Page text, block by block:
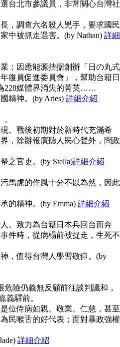
台北市參議員，非常關心台灣社
，調查六名殺人兇手，要求國民
中被抓走遇害。(by Nathan) 詳細
；因應能源拮据創辦「日の丸式
復員促進委員會」，幫助台籍日
228媒體界消失的菁英……
精神。(by Aries) 詳細介紹
。戰後初期對於新時代充滿希
，除辦報廣聽人民心聲外，問政
之官吏。(by Stella)詳細介紹
馬虎的作風十分不以為然，因此
的精神。(by Emma) 詳細介紹
。致力為台籍日本兵回台而奔
件時，從病榻前被捉走，生死不
，值得台灣人學習敬仰。(by
險仍義無反顧前往談判議和，
義驛前。
位侍病如親、敬業、仁慈，甚至
民喉舌的好代表；面對暴政強權
詳細介紹